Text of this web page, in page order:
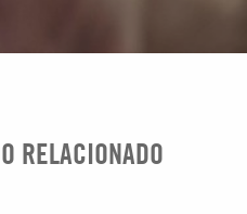
RELACIONADO